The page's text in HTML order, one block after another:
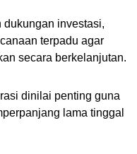
dukungan investasi,
terpadu agar
secara berkelanjutan.
dinilai penting guna
lama tinggal